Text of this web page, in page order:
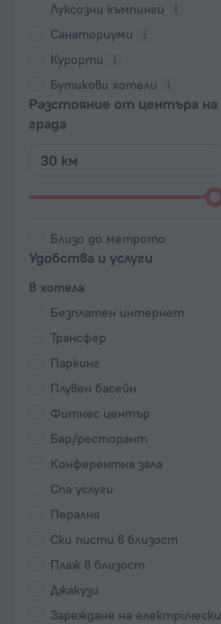
Луксозни къмпинги
Санаториуми
Курорти
Бутикови хотели
Разстояние от центъра на
града
Близо до метрото
Удобства и услуги
В хотела
Безплатен интернет
Трансфер
Паркинг
Плувен басейн
Фитнес център
Бар/ресторант
Конферентна зала
Спа услуги
Пералня
Ски писти в близост
Плаж в близост
Джакузи
Зареждане на електрически